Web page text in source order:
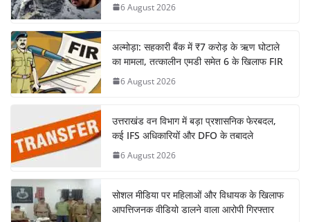
6 August 2026
अल्मोड़ा: सहकारी बैंक में ₹7 करोड़ के ऋण घोटाले
का मामला, तत्कालीन एमडी समेत 6 के खिलाफ FIR
6 August 2026
उत्तराखंड वन विभाग में बड़ा प्रशासनिक फेरबदल,
कई IFS अधिकारियों और DFO के तबादले
6 August 2026
सोशल मीडिया पर महिलाओं और विधायक के खिलाफ
आपत्तिजनक वीडियो डालने वाला आरोपी गिरफ्तार